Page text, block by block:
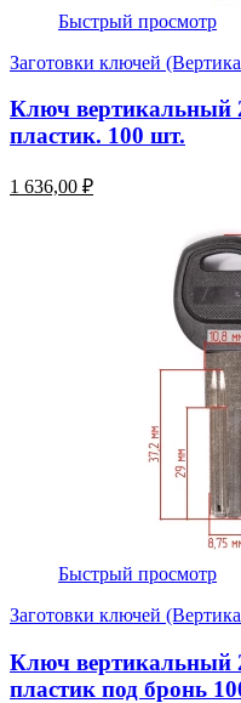
Быстрый просмотр
Заготовки ключей
Ключ вертикальный
пластик. 100 шт.
1 636,00 ₽
Быстрый просмотр
Заготовки ключей
Ключ вертикальный
пластик под бронь